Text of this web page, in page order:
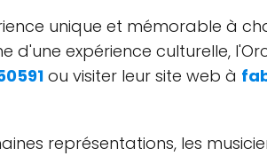
unique et mémorable à
expérience culturelle,
ou visiter leur site web à
représentations, les